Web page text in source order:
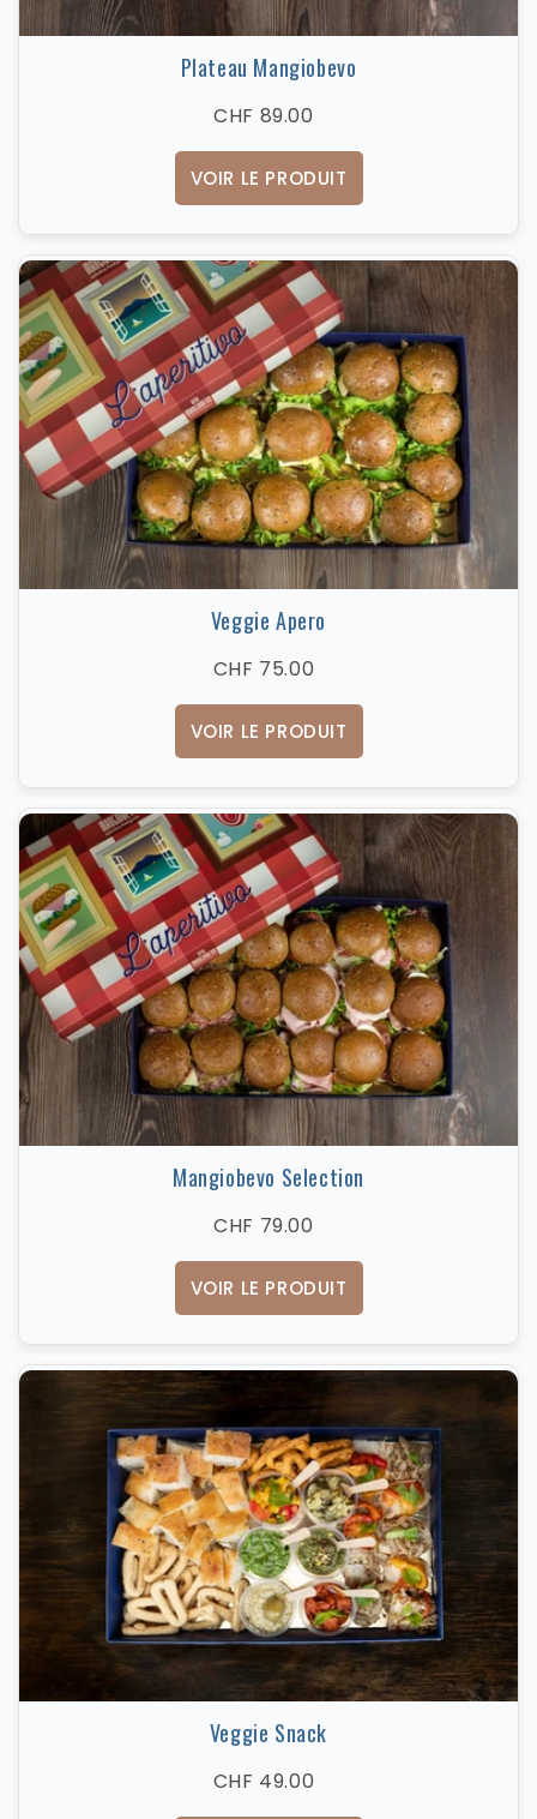
Plateau Mangiobevo
CHF 89.00
VOIR LE PRODUIT
Veggie Apero
CHF 75.00
VOIR LE PRODUIT
Mangiobevo Selection
CHF 79.00
VOIR LE PRODUIT
Veggie Snack
CHF 49.00